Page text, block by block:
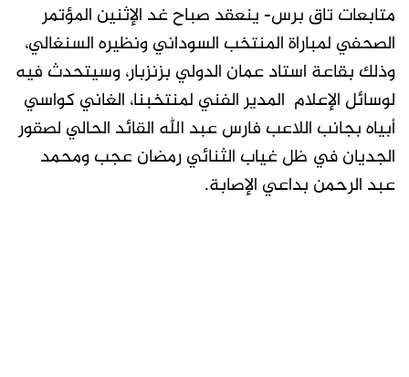
متابعات تاق برس- ينعقد صباح غد الإثنين المؤتمر
الصحفي لمباراة المنتخب السوداني ونظيره السنغالي،
وذلك بقاعة استاد عمان الدولي بزنزبار، وسيتحدث فيه
لوسائل الإعلام المدير الفني لمنتخبنا، الغاني كواسي
أبياه بجانب اللاعب فارس عبد الله القائد الحالي لصقور
الجديان في ظل غياب الثنائي رمضان عجب ومحمد
عبد الرحمن بداعي الإصابة.